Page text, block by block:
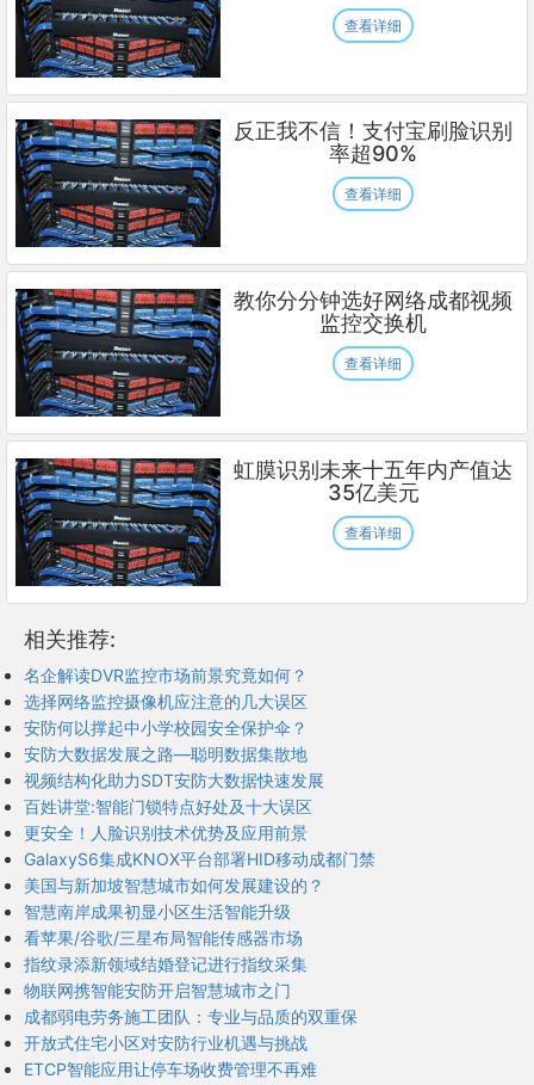
查看详细
反正我不信！支付宝刷脸识别
率超90%
查看详细
教你分分钟选好网络成都视频
监控交换机
查看详细
虹膜识别未来十五年内产值达
35亿美元
查看详细
相关推荐:
名企解读DVR监控市场前景究竟如何？
选择网络监控摄像机应注意的几大误区
安防何以撑起中小学校园安全保护伞？
安防大数据发展之路—聪明数据集散地
视频结构化助力SDT安防大数据快速发展
百姓讲堂:智能门锁特点好处及十大误区
更安全！人脸识别技术优势及应用前景
GalaxyS6集成KNOX平台部署HID移动成都门禁
美国与新加坡智慧城市如何发展建设的？
智慧南岸成果初显小区生活智能升级
看苹果/谷歌/三星布局智能传感器市场
指纹录添新领域结婚登记进行指纹采集
物联网携智能安防开启智慧城市之门
成都弱电劳务施工团队：专业与品质的双重保
开放式住宅小区对安防行业机遇与挑战
ETCP智能应用让停车场收费管理不再难